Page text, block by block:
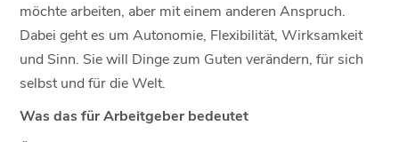
möchte arbeiten, aber mit einem anderen Anspruch.
Dabei geht es um Autonomie, Flexibilität, Wirksamkeit
und Sinn. Sie will Dinge zum Guten verändern, für sich
selbst und für die Welt.
Was das für Arbeitgeber bedeutet